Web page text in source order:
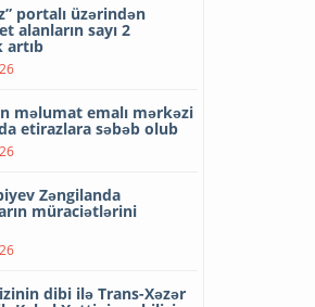
portalı üzərindən
alanların sayı 2
artıb
məlumat emalı mərkəzi
etirazlara səbəb olub
Zəngilanda
müraciətlərini
dibi ilə Trans-Xəzər